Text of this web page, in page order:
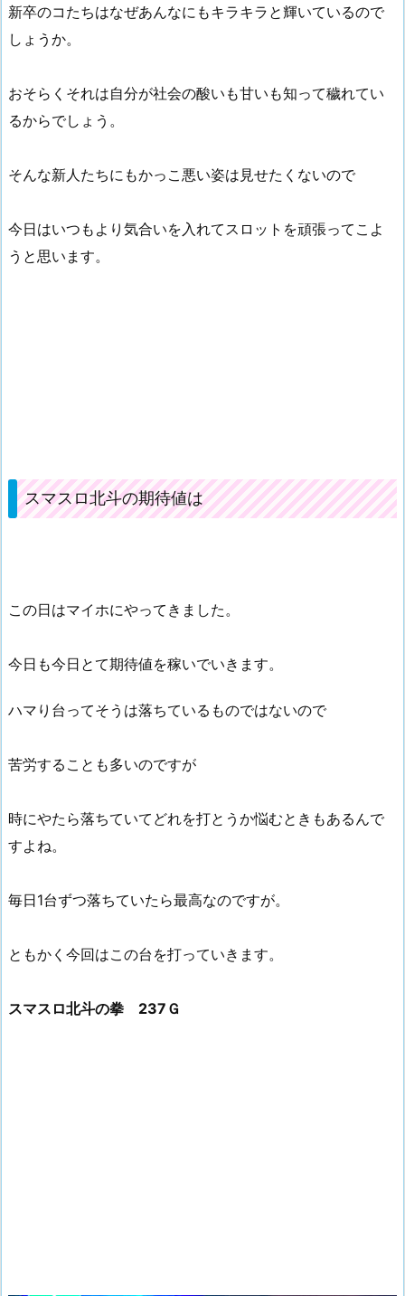
新卒のコたちはなぜあんなにもキラキラと輝いているので
しょうか。
おそらくそれは自分が社会の酸いも甘いも知って穢れてい
るからでしょう。
そんな新人たちにもかっこ悪い姿は見せたくないので
今日はいつもより気合いを入れてスロットを頑張ってこよ
うと思います。
スマスロ北斗の期待値は
この日はマイホにやってきました。
今日も今日とて期待値を稼いでいきます。
ハマり台ってそうは落ちているものではないので
苦労することも多いのですが
時にやたら落ちていてどれを打とうか悩むときもあるんで
すよね。
毎日1台ずつ落ちていたら最高なのですが。
ともかく今回はこの台を打っていきます。
スマスロ北斗の拳 237Ｇ